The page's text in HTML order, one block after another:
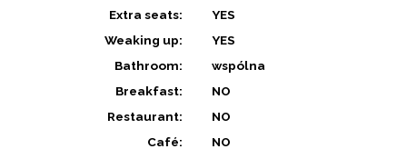
Extra seats:
YES
Weaking up:
YES
Bathroom:
wspólna
Breakfast:
NO
Restaurant:
NO
Café:
NO